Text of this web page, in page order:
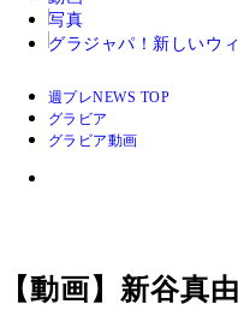
写真
グラジャパ！ 新しいウ
週プレNEWS TOP
グラビア
グラビア動画
【動画】新谷真